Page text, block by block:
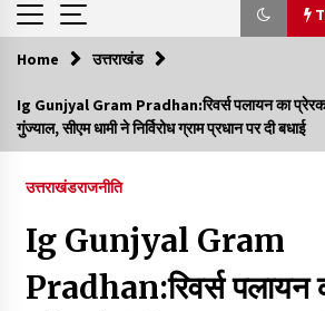
Trending Now
Minorities Rights Day : विश्व
कार्यक्रम में शामिल हुए सीएम,आधुनिक
Thought Of The Day 7
September 7, 2023
Home उत्तराखंड
Ig Gunjyal Gram Pradhan:रिवर्स पलायन का प्रेरक
गुंज्याल, सीएम धामी ने निर्विरोध ग्राम प्रधान पर दी बधाई
उत्तराखंडराजनीति
Ig Gunjyal Gram
Pradhan:रिवर्स पलायन